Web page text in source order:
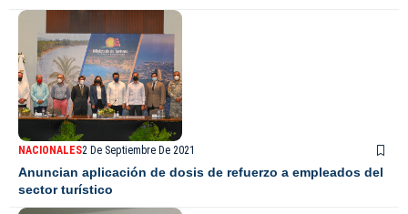
NACIONALES2 De Septiembre De 2021
Anuncian aplicación de dosis de refuerzo a empleados del
sector turístico